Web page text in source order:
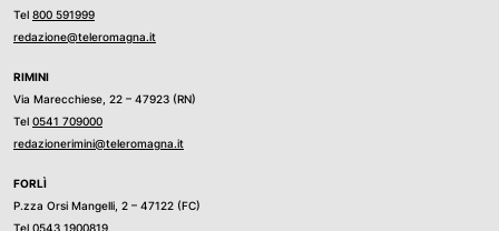
Tel 800 591999
redazione@teleromagna.it
RIMINI
Via Marecchiese, 22 – 47923 (RN)
Tel 0541 709000
redazionerimini@teleromagna.it
FORLÌ
P.zza Orsi Mangelli, 2 – 47122 (FC)
Tel 0543 1900819